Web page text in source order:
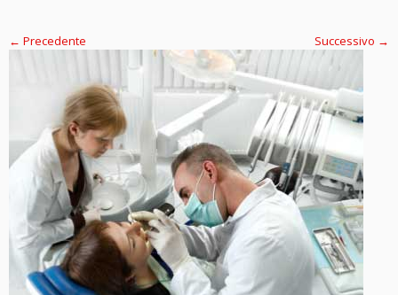
← Precedente Successivo →